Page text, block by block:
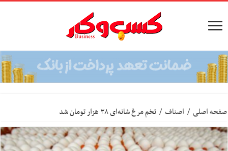
صفحه اصلی / اصناف / تخم مرغ شانه‌ای ۳۸ هزار تومان شد